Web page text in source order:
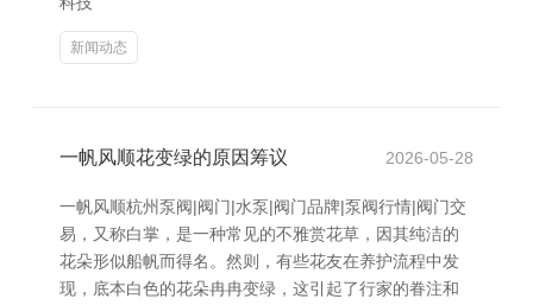
新闻动态
一帆风顺花变绿的原因筹议 2026-05-28
一帆风顺杭州泵阀|阀门|水泵|阀门品牌|泵阀行情|阀门交
易，又称白掌，是一种常见的不雅赏花草，因其纯洁的
花朵形似船帆而得名。然则，有些花友在养护流程中发
现，底本白色的花朵冉冉变绿，这引起了行家的眷注和